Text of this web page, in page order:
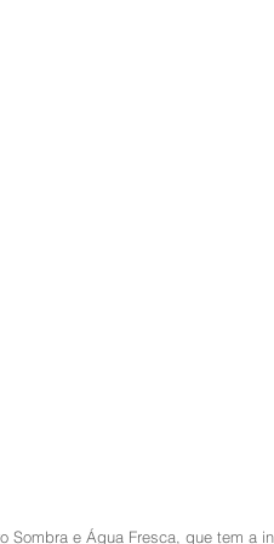
Sombra e Água Fresca, que tem a